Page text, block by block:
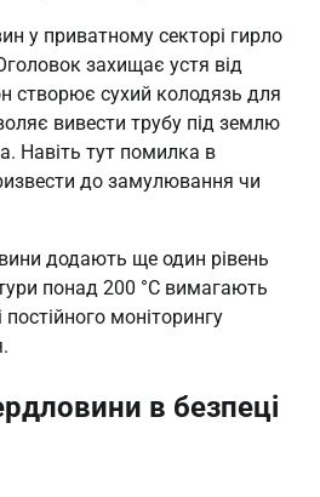
у приватному секторі гирло
захищає устя від
створює сухий колодязь для
вивести трубу під землю
Навіть тут помилка в
до замулювання чи
додають ще один рівень
понад 200 °C вимагають
постійного моніторингу
в безпеці